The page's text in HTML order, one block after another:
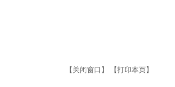
【关闭窗口】
【打印本页】